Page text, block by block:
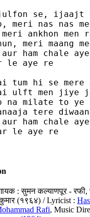
se, ijaajt
meri nas nas
ankhon men
meri maang
aur ham chale aye
le aye re
tum hi se mere
ulft men jiye
na milate to
tere
aur ham chale aye
le aye re
: सुमन कल्याणपूर -
(१९६४) / Lyricist :
Rafi, Music